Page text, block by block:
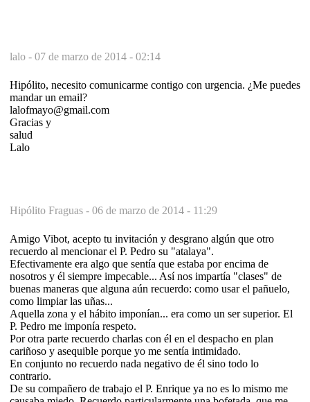
lalo - 07 de marzo de 2014 - 02:14
Hipólito, necesito comunicarme contigo con urgencia. ¿Me puedes
mandar un email?
lalofmayo@gmail.com
Gracias y
salud
Lalo
Hipólito Fraguas - 06 de marzo de 2014 - 11:29
Amigo Vibot, acepto tu invitación y desgrano algún que otro
recuerdo al mencionar el P. Pedro su "atalaya".
Efectivamente era algo que sentía que estaba por encima de
nosotros y él siempre impecable... Así nos impartía "clases" de
buenas maneras que alguna aún recuerdo: como usar el pañuelo,
como limpiar las uñas...
Aquella zona y el hábito imponían... era como un ser superior. El
P. Pedro me imponía respeto.
Por otra parte recuerdo charlas con él en el despacho en plan
cariñoso y asequible porque yo me sentía intimidado.
En conjunto no recuerdo nada negativo de él sino todo lo
contrario.
De su compañero de trabajo el P. Enrique ya no es lo mismo me